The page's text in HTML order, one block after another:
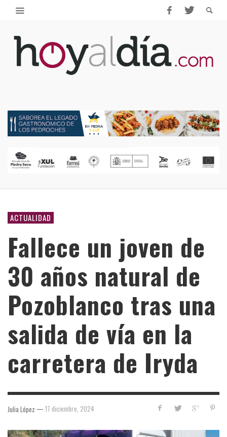
ACTUALIDAD
Fallece un joven de
30 años natural de
Pozoblanco tras una
salida de vía en la
carretera de Iryda
Julia López — 17 diciembre, 2024